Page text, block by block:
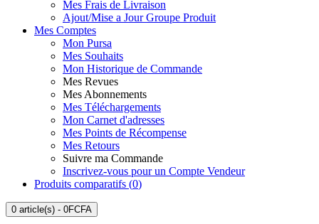
Mes Frais de Livraison
Ajout/Mise a Jour Groupe Produit
Mes Comptes
Mon Pursa
Mes Souhaits
Mon Historique de Commande
Mes Revues
Mes Abonnements
Mes Téléchargements
Mon Carnet d'adresses
Mes Points de Récompense
Mes Retours
Suivre ma Commande
Inscrivez-vous pour un Compte Vendeur
Produits comparatifs (0)
0 article(s) - 0FCFA